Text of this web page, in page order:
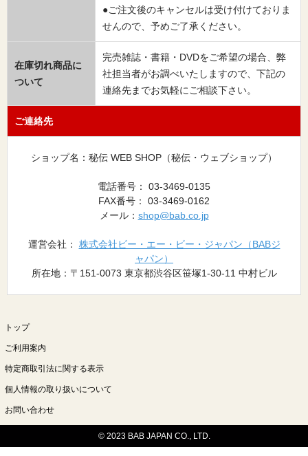
●ご注文後のキャンセルは受け付けておりま
せんので、予めご了承ください。
在庫切れ商品に
ついて
完売雑誌・書籍・DVDをご希望の場合、弊
社担当者がお調べいたしますので、下記の
連絡先までお気軽にご相談下さい。
ご連絡先
ショップ名：秘伝 WEB SHOP（秘伝・ウェブショップ）
電話番号： 03-3469-0135
FAX番号： 03-3469-0162
メール： shop@bab.co.jp
運営会社： 株式会社ビー・エー・ビー・ジャパン（BABジ
ャパン）
所在地：〒151-0073 東京都渋谷区笹塚1-30-11 中村ビル
トップ
ご利用案内
特定商取引法に関する表示
個人情報の取り扱いについて
お問い合わせ
© 2023 BAB JAPAN CO., LTD.